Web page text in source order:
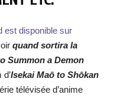
est disponible sur
quand sortira la
Summon a Demon
Isekai Maō to Shōkan
télévisée d’anime